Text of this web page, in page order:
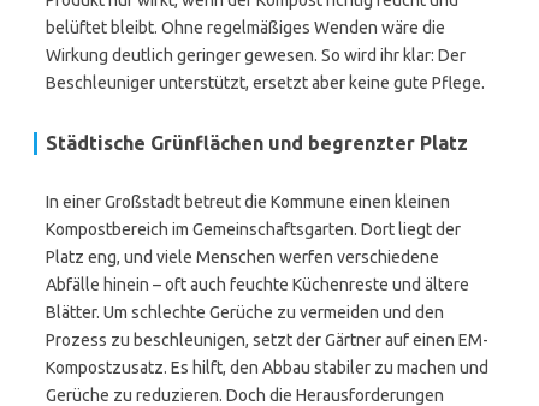
belüftet bleibt. Ohne regelmäßiges Wenden wäre die
Wirkung deutlich geringer gewesen. So wird ihr klar: Der
Beschleuniger unterstützt, ersetzt aber keine gute Pflege.
Städtische Grünflächen und begrenzter Platz
In einer Großstadt betreut die Kommune einen kleinen
Kompostbereich im Gemeinschaftsgarten. Dort liegt der
Platz eng, und viele Menschen werfen verschiedene
Abfälle hinein – oft auch feuchte Küchenreste und ältere
Blätter. Um schlechte Gerüche zu vermeiden und den
Prozess zu beschleunigen, setzt der Gärtner auf einen EM-
Kompostzusatz. Es hilft, den Abbau stabiler zu machen und
Gerüche zu reduzieren. Doch die Herausforderungen